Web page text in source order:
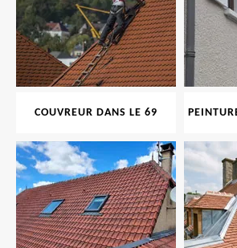
COUVREUR DANS LE 69